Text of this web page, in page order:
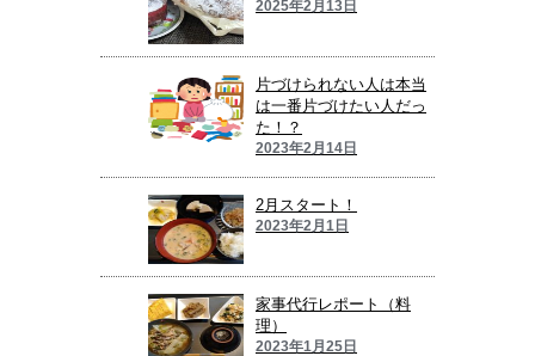
2025年2月13日
片づけられない人は本当
は一番片づけたい人だっ
た！？
2023年2月14日
2月スタート！
2023年2月1日
家事代行レポート（料
理）
2023年1月25日